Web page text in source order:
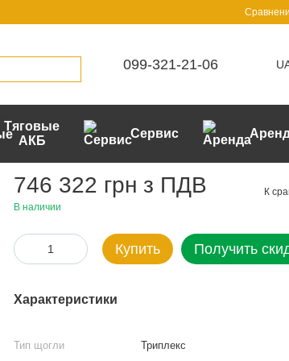
099-321-21-06
Тяговые
АКБ
Сервис
746 322 грн з ПДВ
В наличии
К
Купить Получить
Характеристики
Тип щогли
Триплекс